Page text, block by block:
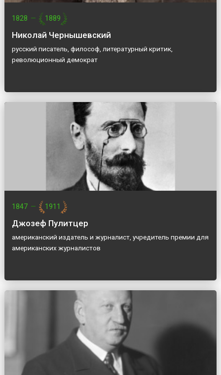
1828 — 1889
Николай Чернышевский
русский писатель, философ, литературный критик,
революционный демократ
1847 — 1911
Джозеф Пулитцер
американский издатель и журналист, учредитель премии для
американских журналистов